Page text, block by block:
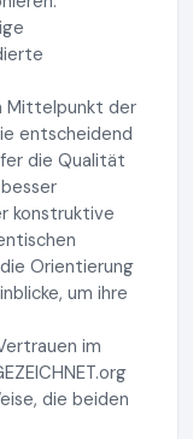
Mittelpunkt der
entscheidend
die Qualität
konstruktive
Orientierung
um ihre
im
die beiden